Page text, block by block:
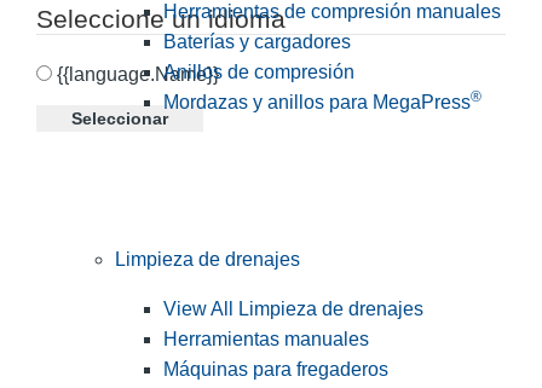
Seleccione un idioma
{{language.Name}}
Seleccionar
Herramientas de compresión manuales
Baterías y cargadores
Anillos de compresión
Mordazas y anillos para MegaPress®
Limpieza de drenajes
View All Limpieza de drenajes
Herramientas manuales
Máquinas para fregaderos